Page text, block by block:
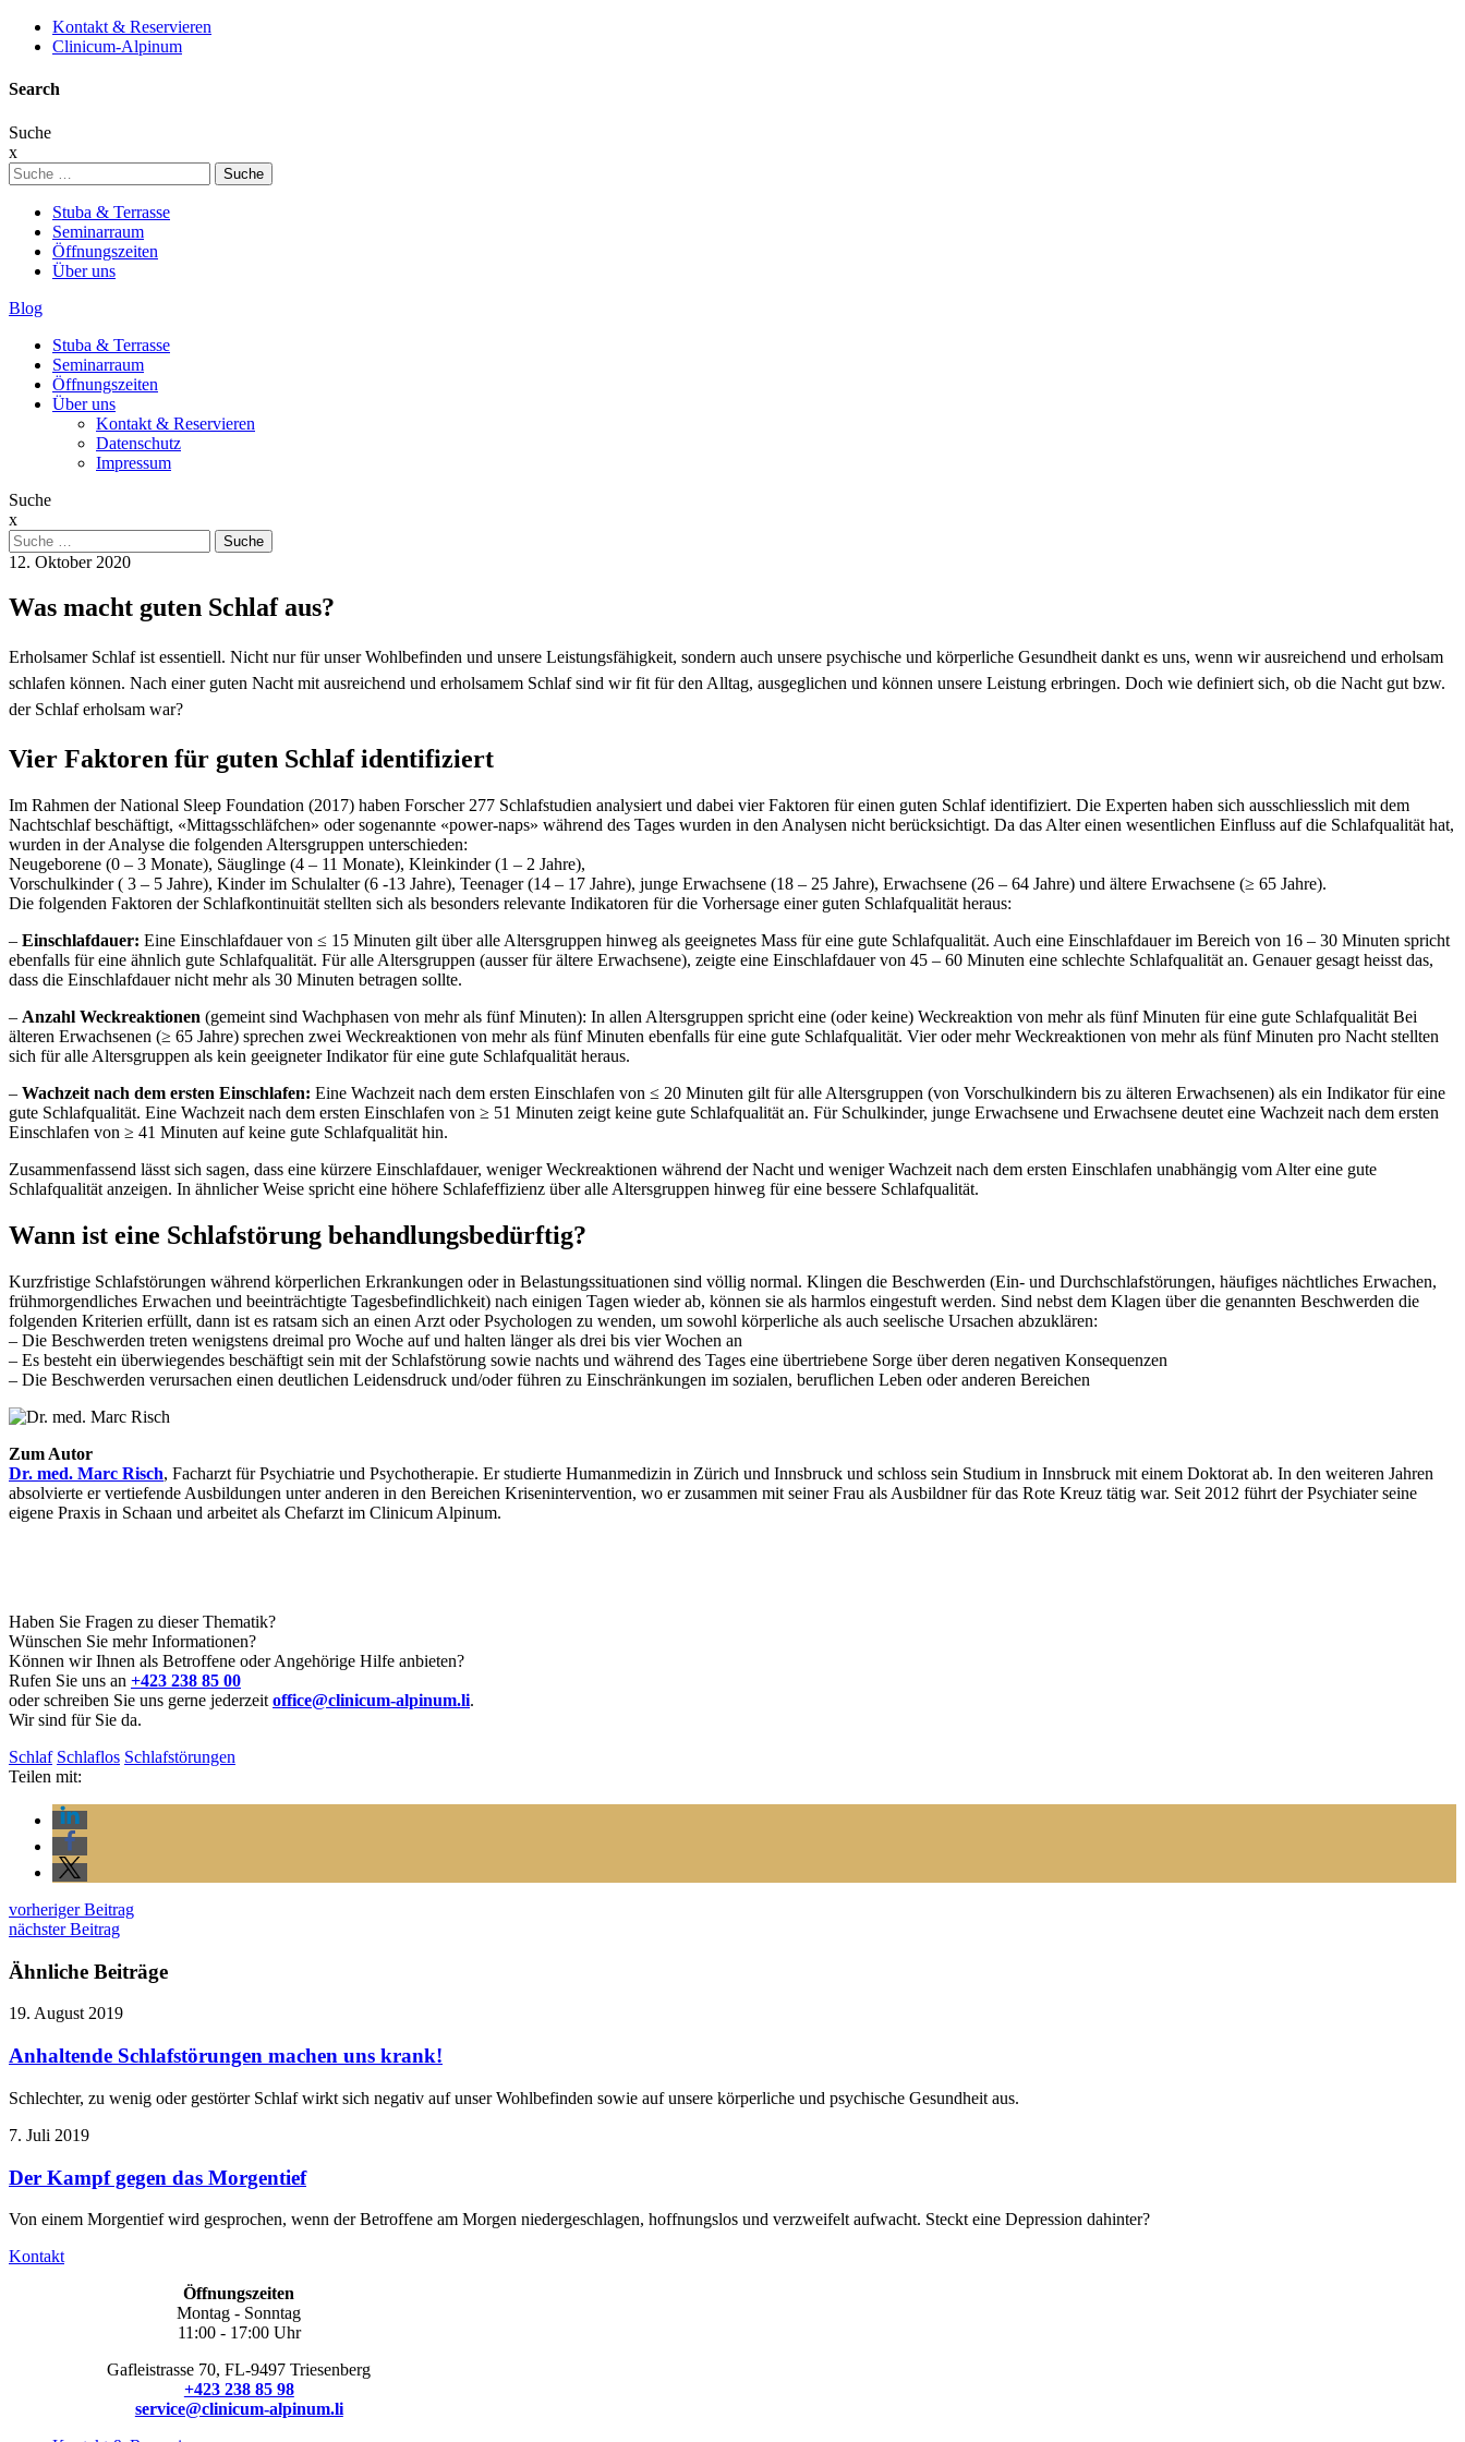
Kontakt & Reservieren
Clinicum-Alpinum
Search
Suche
x
Suche
nach:
Stuba & Terrasse
Seminarraum
Öffnungszeiten
Über uns
Blog
Stuba & Terrasse
Seminarraum
Öffnungszeiten
Über uns
Kontakt & Reservieren
Datenschutz
Impressum
Suche
x
Suche
nach:
12. Oktober 2020
Was macht guten Schlaf aus?
Erholsamer Schlaf ist essentiell. Nicht nur für unser Wohlbefinden und unsere Leistungsfähigkeit, sondern auch unsere psychische und körperliche Gesundheit dankt es uns, wenn wir ausreichend und erholsam
schlafen können. Nach einer guten Nacht mit ausreichend und erholsamem Schlaf sind wir fit für den Alltag, ausgeglichen und können unsere Leistung erbringen. Doch wie definiert sich, ob die Nacht gut bzw.
der Schlaf erholsam war?
Vier Faktoren für guten Schlaf identifiziert
Im Rahmen der National Sleep Foundation (2017) haben Forscher 277 Schlafstudien analysiert und dabei vier Faktoren für einen guten Schlaf identifiziert. Die Experten haben sich ausschliesslich mit dem
Nachtschlaf beschäftigt, «Mittagsschläfchen» oder sogenannte «power-naps» während des Tages wurden in den Analysen nicht berücksichtigt. Da das Alter einen wesentlichen Einfluss auf die Schlafqualität hat,
wurden in der Analyse die folgenden Altersgruppen unterschieden:
Neugeborene (0 – 3 Monate), Säuglinge (4 – 11 Monate), Kleinkinder (1 – 2 Jahre),
Vorschulkinder ( 3 – 5 Jahre), Kinder im Schulalter (6 -13 Jahre), Teenager (14 – 17 Jahre), junge Erwachsene (18 – 25 Jahre), Erwachsene (26 – 64 Jahre) und ältere Erwachsene (≥ 65 Jahre).
Die folgenden Faktoren der Schlafkontinuität stellten sich als besonders relevante Indikatoren für die Vorhersage einer guten Schlafqualität heraus:
– Einschlafdauer: Eine Einschlafdauer von ≤ 15 Minuten gilt über alle Altersgruppen hinweg als geeignetes Mass für eine gute Schlafqualität. Auch eine Einschlafdauer im Bereich von 16 – 30 Minuten spricht
ebenfalls für eine ähnlich gute Schlafqualität. Für alle Altersgruppen (ausser für ältere Erwachsene), zeigte eine Einschlafdauer von 45 – 60 Minuten eine schlechte Schlafqualität an. Genauer gesagt heisst das,
dass die Einschlafdauer nicht mehr als 30 Minuten betragen sollte.
– Anzahl Weckreaktionen (gemeint sind Wachphasen von mehr als fünf Minuten): In allen Altersgruppen spricht eine (oder keine) Weckreaktion von mehr als fünf Minuten für eine gute Schlafqualität Bei
älteren Erwachsenen (≥ 65 Jahre) sprechen zwei Weckreaktionen von mehr als fünf Minuten ebenfalls für eine gute Schlafqualität. Vier oder mehr Weckreaktionen von mehr als fünf Minuten pro Nacht stellten
sich für alle Altersgruppen als kein geeigneter Indikator für eine gute Schlafqualität heraus.
– Wachzeit nach dem ersten Einschlafen: Eine Wachzeit nach dem ersten Einschlafen von ≤ 20 Minuten gilt für alle Altersgruppen (von Vorschulkindern bis zu älteren Erwachsenen) als ein Indikator für eine
gute Schlafqualität. Eine Wachzeit nach dem ersten Einschlafen von ≥ 51 Minuten zeigt keine gute Schlafqualität an. Für Schulkinder, junge Erwachsene und Erwachsene deutet eine Wachzeit nach dem ersten
Einschlafen von ≥ 41 Minuten auf keine gute Schlafqualität hin.
Zusammenfassend lässt sich sagen, dass eine kürzere Einschlafdauer, weniger Weckreaktionen während der Nacht und weniger Wachzeit nach dem ersten Einschlafen unabhängig vom Alter eine gute
Schlafqualität anzeigen. In ähnlicher Weise spricht eine höhere Schlafeffizienz über alle Altersgruppen hinweg für eine bessere Schlafqualität.
Wann ist eine Schlafstörung behandlungsbedürftig?
Kurzfristige Schlafstörungen während körperlichen Erkrankungen oder in Belastungssituationen sind völlig normal. Klingen die Beschwerden (Ein- und Durchschlafstörungen, häufiges nächtliches Erwachen,
frühmorgendliches Erwachen und beeinträchtigte Tagesbefindlichkeit) nach einigen Tagen wieder ab, können sie als harmlos eingestuft werden. Sind nebst dem Klagen über die genannten Beschwerden die
folgenden Kriterien erfüllt, dann ist es ratsam sich an einen Arzt oder Psychologen zu wenden, um sowohl körperliche als auch seelische Ursachen abzuklären:
– Die Beschwerden treten wenigstens dreimal pro Woche auf und halten länger als drei bis vier Wochen an
– Es besteht ein überwiegendes beschäftigt sein mit der Schlafstörung sowie nachts und während des Tages eine übertriebene Sorge über deren negativen Konsequenzen
– Die Beschwerden verursachen einen deutlichen Leidensdruck und/oder führen zu Einschränkungen im sozialen, beruflichen Leben oder anderen Bereichen
Zum Autor
Dr. med. Marc Risch, Facharzt für Psychiatrie und Psychotherapie. Er studierte Humanmedizin in Zürich und Innsbruck und schloss sein Studium in Innsbruck mit einem Doktorat ab. In den weiteren Jahren
absolvierte er vertiefende Ausbildungen unter anderen in den Bereichen Krisenintervention, wo er zusammen mit seiner Frau als Ausbildner für das Rote Kreuz tätig war. Seit 2012 führt der Psychiater seine
eigene Praxis in Schaan und arbeitet als Chefarzt im Clinicum Alpinum.
Haben Sie Fragen zu dieser Thematik?
Wünschen Sie mehr Informationen?
Können wir Ihnen als Betroffene oder Angehörige Hilfe anbieten?
Rufen Sie uns an +423 238 85 00
oder schreiben Sie uns gerne jederzeit office@clinicum-alpinum.li.
Wir sind für Sie da.
Schlaf Schlaflos Schlafstörungen
Teilen mit:
vorheriger Beitrag
nächster Beitrag
Ähnliche Beiträge
19. August 2019
Anhaltende Schlafstörungen machen uns krank!
Schlechter, zu wenig oder gestörter Schlaf wirkt sich negativ auf unser Wohlbefinden sowie auf unsere körperliche und psychische Gesundheit aus.
7. Juli 2019
Der Kampf gegen das Morgentief
Von einem Morgentief wird gesprochen, wenn der Betroffene am Morgen niedergeschlagen, hoffnungslos und verzweifelt aufwacht. Steckt eine Depression dahinter?
Kontakt
Öffnungszeiten
Montag - Sonntag
11:00 - 17:00 Uhr
Gafleistrasse 70, FL-9497 Triesenberg
+423 238 85 98
service@clinicum-alpinum.li